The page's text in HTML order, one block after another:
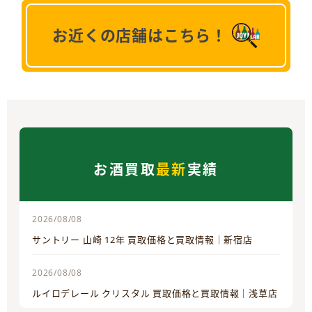
お近くの店舗はこちら！
お酒買取最新実績
2026/08/08
サントリー 山崎 12年 買取価格と買取情報｜新宿店
2026/08/08
ルイロデレール クリスタル 買取価格と買取情報｜浅草店